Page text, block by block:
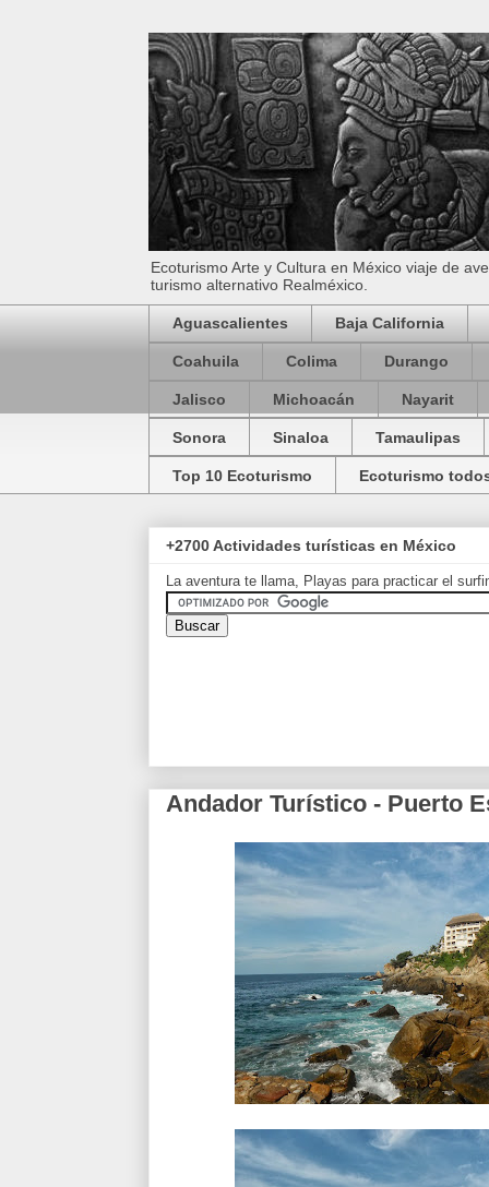
Ecoturismo Arte y Cultura en México viaje de
turismo alternativo Realméxico.
Aguascalientes Baja California
Coahuila Colima Durango
Jalisco Michoacán Nayarit
Sonora Sinaloa Tamaulipas
Top 10 Ecoturismo Ecoturismo
+2700 Actividades turísticas en México
La aventura te llama, Playas para practicar el
Andador Turístico - Puerto